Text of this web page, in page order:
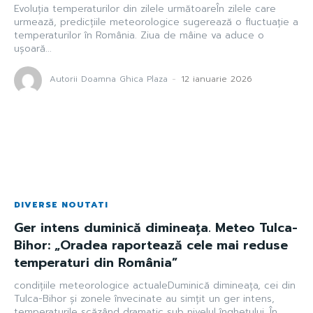
Evoluția temperaturilor din zilele următoareÎn zilele care
urmează, predicțiile meteorologice sugerează o fluctuație a
temperaturilor în România. Ziua de mâine va aduce o
ușoară...
Autorii Doamna Ghica Plaza - 12 ianuarie 2026
DIVERSE NOUTATI
Ger intens duminică dimineața. Meteo Tulca-
Bihor: „Oradea raportează cele mai reduse
temperaturi din România”
condițiile meteorologice actualeDuminică dimineața, cei din
Tulca-Bihor și zonele învecinate au simțit un ger intens,